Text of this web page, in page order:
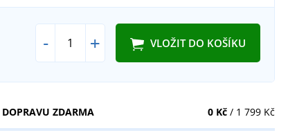
- + VLOŽIT DO KOŠÍKU
0 Kč/ 1 799 Kč
DOPRAVU ZDARMA